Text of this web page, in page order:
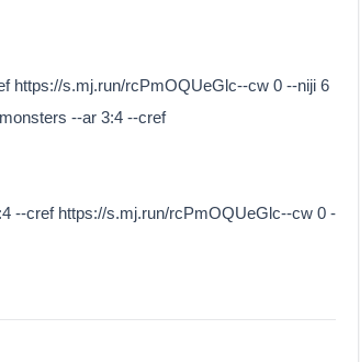
https://s.mj.run/rcPmOQUeGlc--cw 0 --niji 6
--ar 3:4 --cref
--cref https://s.mj.run/rcPmOQUeGlc--cw 0 -